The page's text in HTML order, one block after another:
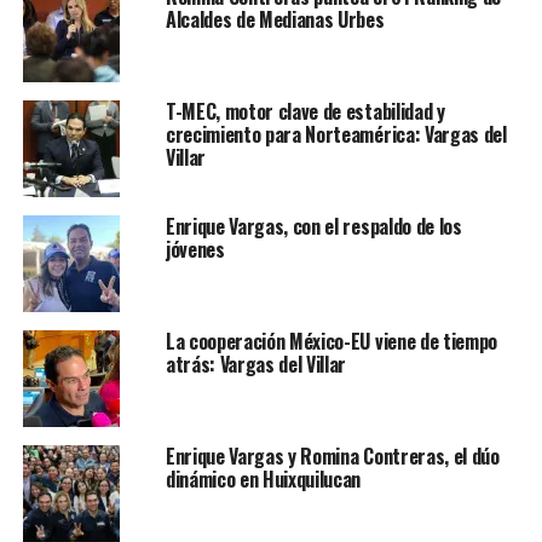
La elección de autoridades auxiliares reflejó una alta
participación y una clara inclinación hacia la
continuidad de políticas públicas implementadas por el
PAN.
La preferencia ciudadana reafirma el liderazgo del
partido en el municipio, considerado uno de los
bastiones más sólidos del panismo en el Estado de
México.
COMPROMISO CON VISIÓN HACIA EL FUTURO
Durante el evento que marcó los primeros 100 días del
actual gobierno municipal, el senador panista expresa
su intención de regresar en 2027 para continuar
trabajando por Huixquilucan.
Alcaldes de Medianas Urbes
T-MEC, motor clave de estabilidad y
crecimiento para Norteamérica: Vargas del
Villar
Enrique Vargas, con el respaldo de los
jóvenes
La cooperación México-EU viene de tiempo
atrás: Vargas del Villar
Enrique Vargas y Romina Contreras, el dúo
dinámico en Huixquilucan